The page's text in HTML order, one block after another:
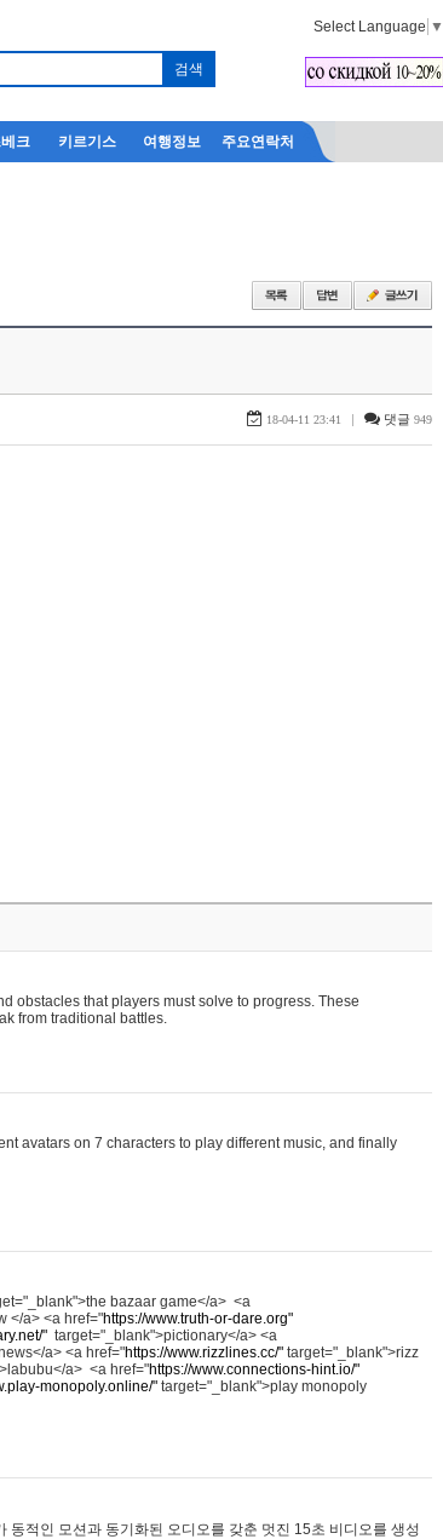
Select Language ▼
크 키르기스 여행정보 주요연락처
18-04-11 23:41 | 댓글 949
obstacles that players must solve to progress. These
from traditional battles.
avatars on 7 characters to play different music, and finally
bazaar game</a> <a
</a> <a href="https://www.truth-or-dare.org"
" target="_blank">pictionary</a> <a
a> <a href="https://www.rizzlines.cc/" target="_blank">rizz
a> <a href="https://www.connections-hint.io/"
monopoly.online/" target="_blank">play monopoly
동적인 모션과 동기화된 오디오를 갖춘 멋진 15초 비디오를 생성